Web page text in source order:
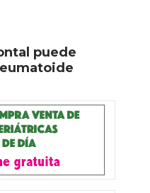
puede